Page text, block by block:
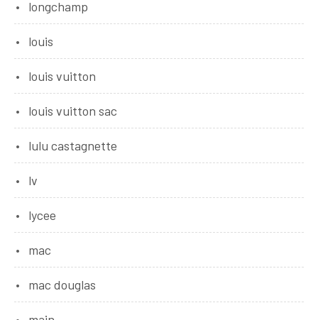
longchamp
louis
louis vuitton
louis vuitton sac
lulu castagnette
lv
lycee
mac
mac douglas